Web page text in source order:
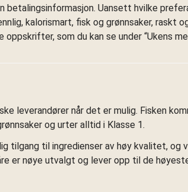
Uansett hvilke
kalorismart, fisk og grønnsaker, raskt
som du kan se under “Ukens
leverandører når det er mulig. Fisken
og urter alltid i Klasse 1.
tilgang til ingredienser av høy kvalitet, og
er nøye utvalgt og lever opp til de